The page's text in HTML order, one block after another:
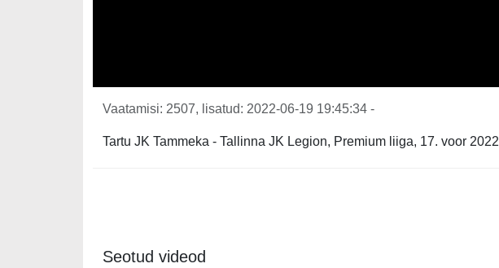
Vaatamisi: 2507, lisatud: 2022-06-19 19:45:34 -
Tartu JK Tammeka - Tallinna JK Legion, Premium liiga, 17. voor 2022
Seotud videod